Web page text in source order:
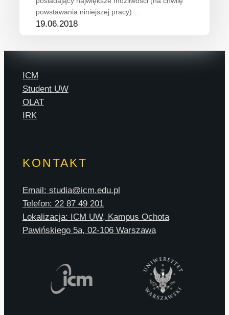
powstawania niniejszej pracy)…
19.06.2018
ICM
Student UW
OLAT
IRK
KONTAKT
Email: studia@icm.edu.pl
Telefon: 22 87 49 201
Lokalizacja: ICM UW, Kampus Ochota
Pawińskiego 5a, 02-106 Warszawa